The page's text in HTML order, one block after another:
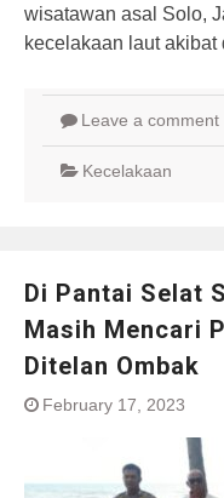
wisatawan asal Solo,
kecelakaan laut akibat
Leave a comment
Kecelakaan
Di Pantai Selat
Masih Mencari
Ditelan Ombak
February 17, 2023